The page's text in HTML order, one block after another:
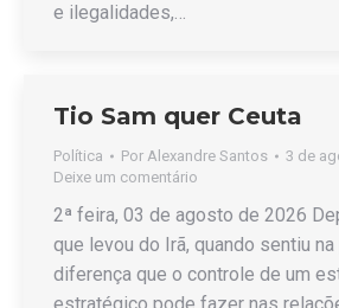
e ilegalidades,…
Tio Sam quer Ceuta
Política Por Alexandre Santos
3 de
Deixe um comentário
2ª feira, 03 de agosto de 2026
que levou do Irã, quando sentiu
diferença que o controle de um